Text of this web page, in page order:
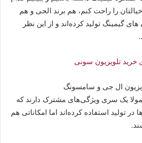
را راحت کنم، هم برند الجی و هم
گیمینگ تولید کرده‌اند و از این نظر
خرید تلویزیون سونی
یک سری ویژگی‌های مشترک دارند که
در تولید استفاده کرده‌اند اما امکاناتی هم